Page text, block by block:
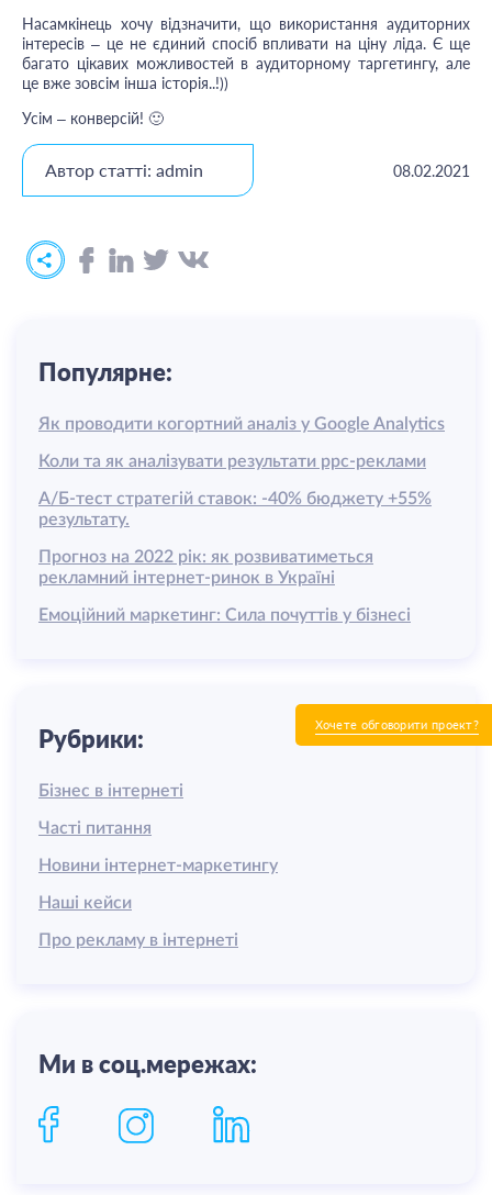
Хочете обговорити проект?
Насамкінець хочу відзначити, що використання аудиторних
інтересів – це не єдиний спосіб впливати на ціну ліда. Є ще
багато цікавих можливостей в аудиторному таргетингу, але
це вже зовсім інша історія..!))
Усім – конверсій! 🙂
Автор статті: admin 08.02.2021
Популярне:
Як проводити когортний аналіз у Google Analytics
Коли та як аналізувати результати ррс-реклами
А/Б-тест стратегій ставок: -40% бюджету +55%
результату.
Прогноз на 2022 рік: як розвиватиметься
рекламний інтернет-ринок в Україні
Емоційний маркетинг: Сила почуттів у бізнесі
Рубрики:
Бізнес в інтернеті
Часті питання
Новини інтернет-маркетингу
Наші кейси
Про рекламу в інтернеті
Ми в соц.мережах: